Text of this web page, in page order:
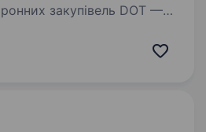
їжу, одяг